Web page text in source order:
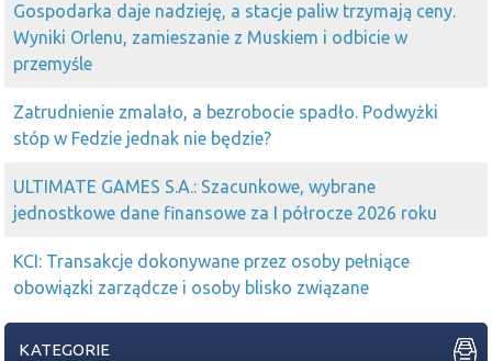
Gospodarka daje nadzieję, a stacje paliw trzymają ceny.
Wyniki Orlenu, zamieszanie z Muskiem i odbicie w
przemyśle
Zatrudnienie zmalało, a bezrobocie spadło. Podwyżki
stóp w Fedzie jednak nie będzie?
ULTIMATE GAMES S.A.: Szacunkowe, wybrane
jednostkowe dane finansowe za I półrocze 2026 roku
KCI: Transakcje dokonywane przez osoby pełniące
obowiązki zarządcze i osoby blisko związane
KATEGORIE